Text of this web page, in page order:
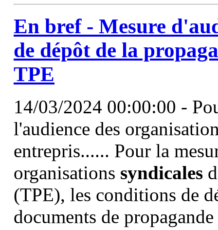
En bref - Mesure
de dépôt de la
TPE
14/03/2024 00:00:00 -
l'audience des
entrepris...... Pour la
organisations syndicales
(TPE), les conditions de
documents de